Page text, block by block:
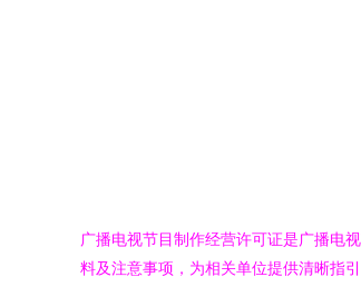
广播电视节目制作经营许可证是广播电
料及注意事项，为相关单位提供清晰指引